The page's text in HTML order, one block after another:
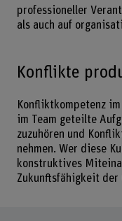
professioneller
als auch auf
Konflikte
Konfliktkompetenz
im Team geteilte
zuzuhören und
nehmen. Wer diese
konstruktives
Zukunfts­fähigkeit der